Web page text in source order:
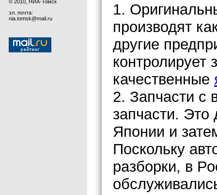
© 2010, НИА-Томск
эл. почта:
nia.tomsk@mail.ru
1.
производят
другие
контролирует
качественные
2. Запчасти с
запчасти. Это
Японии и
Поскольку
разборки, в